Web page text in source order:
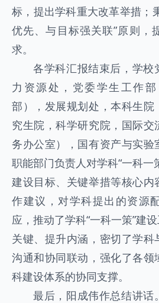
标，提出学科重大改革举措；
优先、与目标强关联”原则，
求。
各学科汇报结束后，学校
力资源处，党委学生工作
部），发展规划处，本科生
究生院，科学研究院，国际
务办公室），国有资产与实
职能部门负责人对学科“一科一
建设目标、关键举措等核心内
作建议，对学科提出的资源
应，推动了学科“一科一策”建
关键、提升内涵，密切了学
沟通和协同联动，强化了各领
科建设体系的协同支撑。
最后，阳成伟作总结讲话